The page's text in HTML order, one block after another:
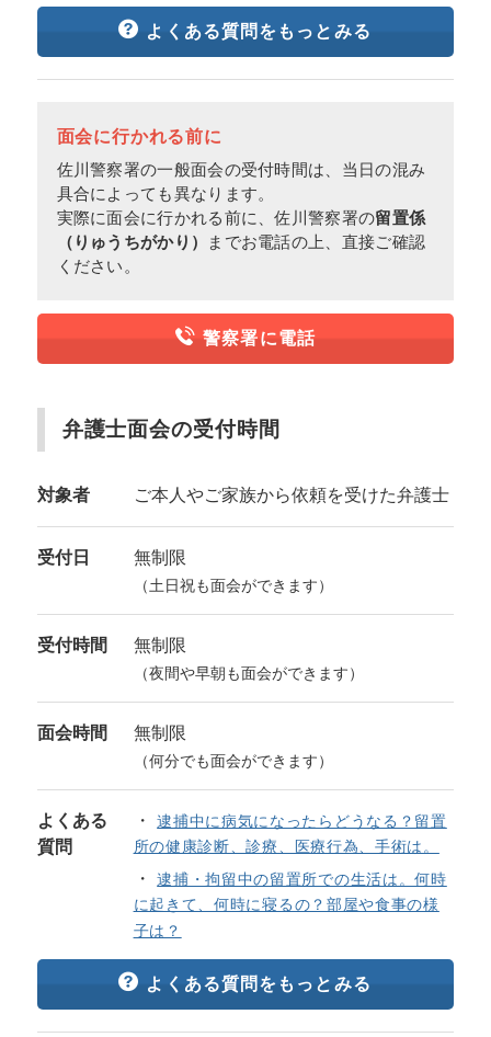
よくある質問をもっとみる
面会に行かれる前に
佐川警察署の一般面会の受付時間は、当日の混み
具合によっても異なります。
実際に面会に行かれる前に、佐川警察署の留置係
（りゅうちがかり）
までお電話の上、直接ご確認
ください。
警察署に電話
弁護士面会の受付時間
対象者 ご本人やご家族から依頼を受けた弁護士
受付日 無制限
（土日祝も面会ができます）
受付時間 無制限
（夜間や早朝も面会ができます）
面会時間 無制限
（何分でも面会ができます）
よくある
質問
逮捕中に病気になったらどうなる？留置
所の健康診断、診療、医療行為、手術は。
逮捕・拘留中の留置所での生活は。何時
に起きて、何時に寝るの？部屋や食事の様
子は？
よくある質問をもっとみる